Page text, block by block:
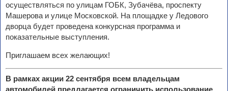
осуществляться по улицам ГОБК, Зубачёва, проспекту
Машерова и улице Московской. На площадке у Ледового
дворца будет проведена конкурсная программа и
показательные выступления.
Приглашаем всех желающих!
В рамках акции 22 сентября всем владельцам
автомобилей предлагается ограничить использование